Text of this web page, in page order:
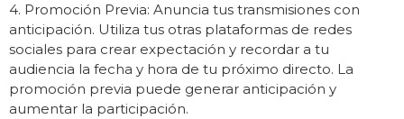
4. Promoción Previa: Anuncia tus transmisiones con
anticipación. Utiliza tus otras plataformas de redes
sociales para crear expectación y recordar a tu
audiencia la fecha y hora de tu próximo directo. La
promoción previa puede generar anticipación y
aumentar la participación.